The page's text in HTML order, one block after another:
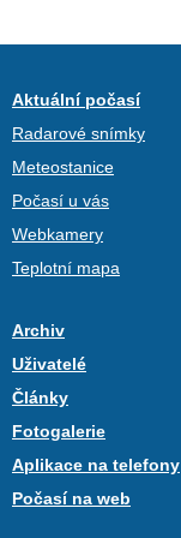
Aktuální počasí
Radarové snímky
Meteostanice
Počasí u vás
Webkamery
Teplotní mapa
Archiv
Uživatelé
Články
Fotogalerie
Aplikace na telefony
Počasí na web